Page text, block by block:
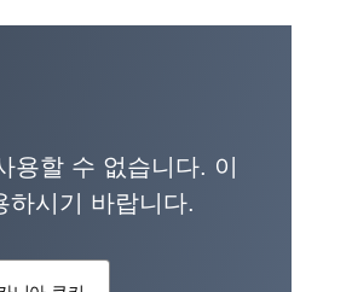
용할 수 없습니다. 이
하시기 바랍니다.